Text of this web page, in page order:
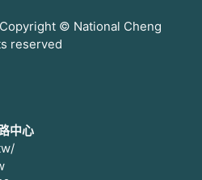
© National Cheng
reserved
中心